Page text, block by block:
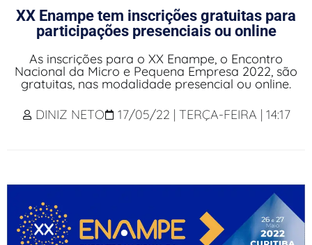
XX Enampe tem inscrições gratuitas para
participações presenciais ou online
As inscrições para o XX Enampe, o Encontro
Nacional da Micro e Pequena Empresa 2022, são
gratuitas, nas modalidade presencial ou online.
DINIZ NETO
17/05/22 | TERÇA-FEIRA | 14:17